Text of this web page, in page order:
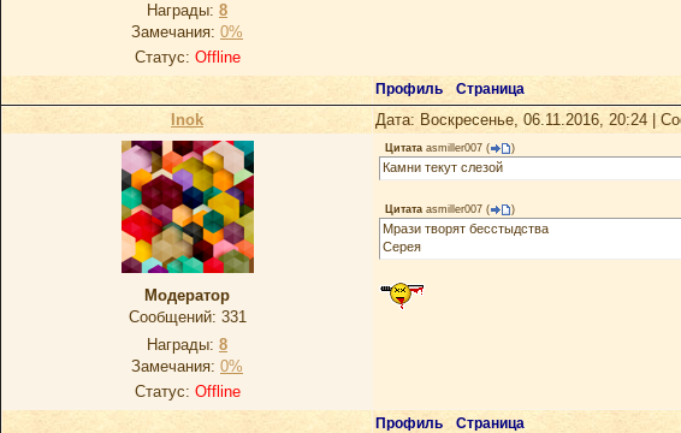
Награды: 8
Замечания: 0%
Статус: Offline
Профиль Страница
Inok Дата: Воскресенье, 06.11.2016, 20:24 |
Модератор
Сообщений: 331
Награды: 8
Замечания: 0%
Статус: Offline
Цитата asmiller007 ( )
Камни текут слезой
Цитата asmiller007 ( )
Мрази творят бесстыдства
Серея
Профиль Страница